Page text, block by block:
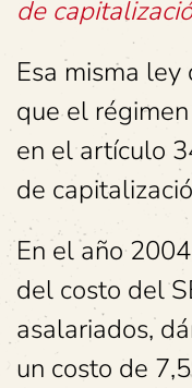
de
Esa misma
que el
en el artículo
de
En el año
del costo del
asalariados,
un costo de